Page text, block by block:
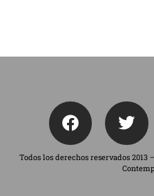
Todos los derechos reservados 2013